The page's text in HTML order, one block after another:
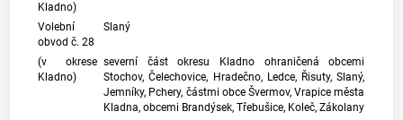
Kladno)
Volební
obvod č. 28
Slaný
(v okrese
Kladno)
severní část okresu Kladno ohraničená obcemi
Stochov, Čelechovice, Hradečno, Ledce, Řisuty, Slaný,
Jemníky, Pchery, částmi obce Švermov, Vrapice města
Kladna, obcemi Brandýsek, Třebušice, Koleč, Zákolany